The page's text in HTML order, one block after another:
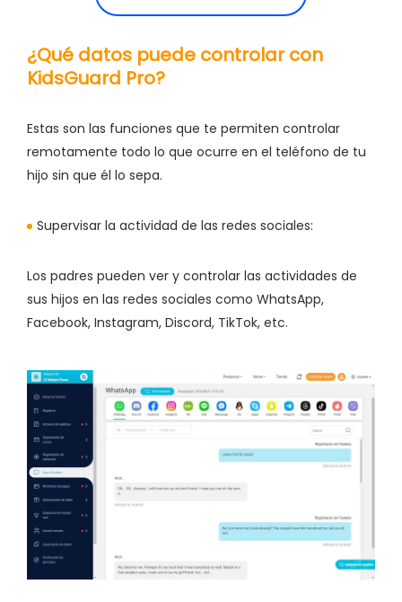
¿Qué datos puede controlar con
KidsGuard Pro?
Estas son las funciones que te permiten controlar
remotamente todo lo que ocurre en el teléfono de tu
hijo sin que él lo sepa.
Supervisar la actividad de las redes sociales:
Los padres pueden ver y controlar las actividades de
sus hijos en las redes sociales como WhatsApp,
Facebook, Instagram, Discord, TikTok, etc.